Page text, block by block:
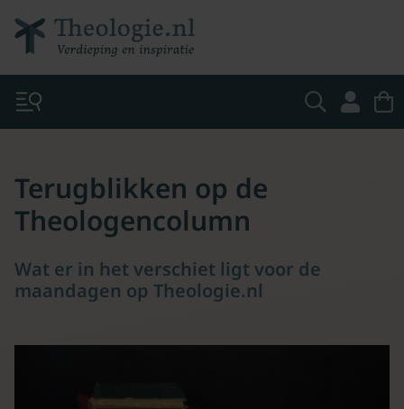
Terugblikken op de
Theologencolumn
Wat er in het verschiet ligt voor de
maandagen op Theologie.nl